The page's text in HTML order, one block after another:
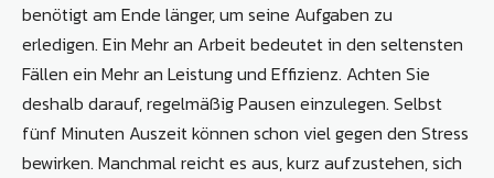
benötigt am Ende länger, um seine Aufgaben zu
erledigen. Ein Mehr an Arbeit bedeutet in den seltensten
Fällen ein Mehr an Leistung und Effizienz. Achten Sie
deshalb darauf, regelmäßig Pausen einzulegen. Selbst
fünf Minuten Auszeit können schon viel gegen den Stress
bewirken. Manchmal reicht es aus, kurz aufzustehen, sich